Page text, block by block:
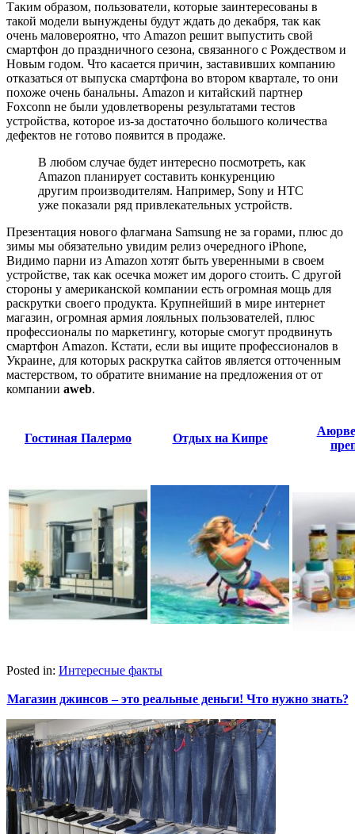
Таким образом, пользователи, которые заинтересованы в
такой модели вынуждены будут ждать до декабря, так как
очень маловероятно, что Amazon решит выпустить свой
смартфон до праздничного сезона, связанного с Рождеством и
Новым годом. Что касается причин, заставивших компанию
отказаться от выпуска смартфона во втором квартале, то они
похоже очень банальны. Amazon и китайский партнер
Foxconn не были удовлетворены результатами тестов
устройства, которое из-за достаточно большого количества
дефектов не готово появится в продаже.
В любом случае будет интересно посмотреть, как
Amazon планирует составить конкуренцию
другим производителям. Например, Sony и HTC
уже показали ряд привлекательных устройств.
Презентация нового флагмана Samsung не за горами, плюс до
зимы мы обязательно увидим релиз очередного iPhone,
Видимо парни из Amazon хотят быть уверенными в своем
устройстве, так как осечка может им дорого стоить. С другой
стороны у американской компании есть огромная мощь для
раскрутки своего продукта. Крупнейший в мире интернет
магазин, огромная армия лояльных пользователей, плюс
профессионалы по маркетингу, которые смогут продвинуть
смартфон Amazon. Кстати, если вы ищите профессионалов в
Украине, для которых раскрутка сайтов является отточенным
мастерством, то обратите внимание на предложения от от
компании aweb.
Гостиная Палермо Отдых на Кипре
Posted in: Интересные факты
Магазин джинсов – это реальные деньги! Что нужно знать?